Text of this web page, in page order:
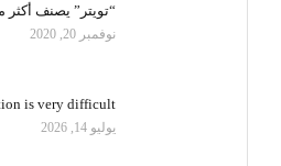
“تويتر” يصنف أكثر من 300
نوفمبر 20, 2020
is very difficult…
يوليو 14, 2026